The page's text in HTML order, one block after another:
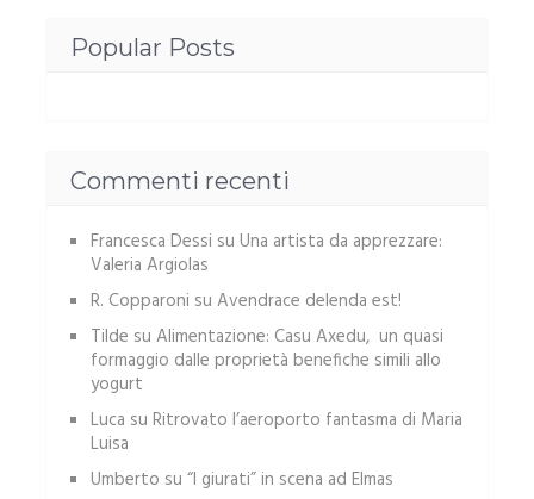
Popular Posts
Commenti recenti
Francesca Dessi su Una artista da apprezzare:
Valeria Argiolas
R. Copparoni su Avendrace delenda est!
Tilde su Alimentazione: Casu Axedu, un quasi
formaggio dalle proprietà benefiche simili allo
yogurt
Luca su Ritrovato l’aeroporto fantasma di Maria
Luisa
Umberto su “I giurati” in scena ad Elmas